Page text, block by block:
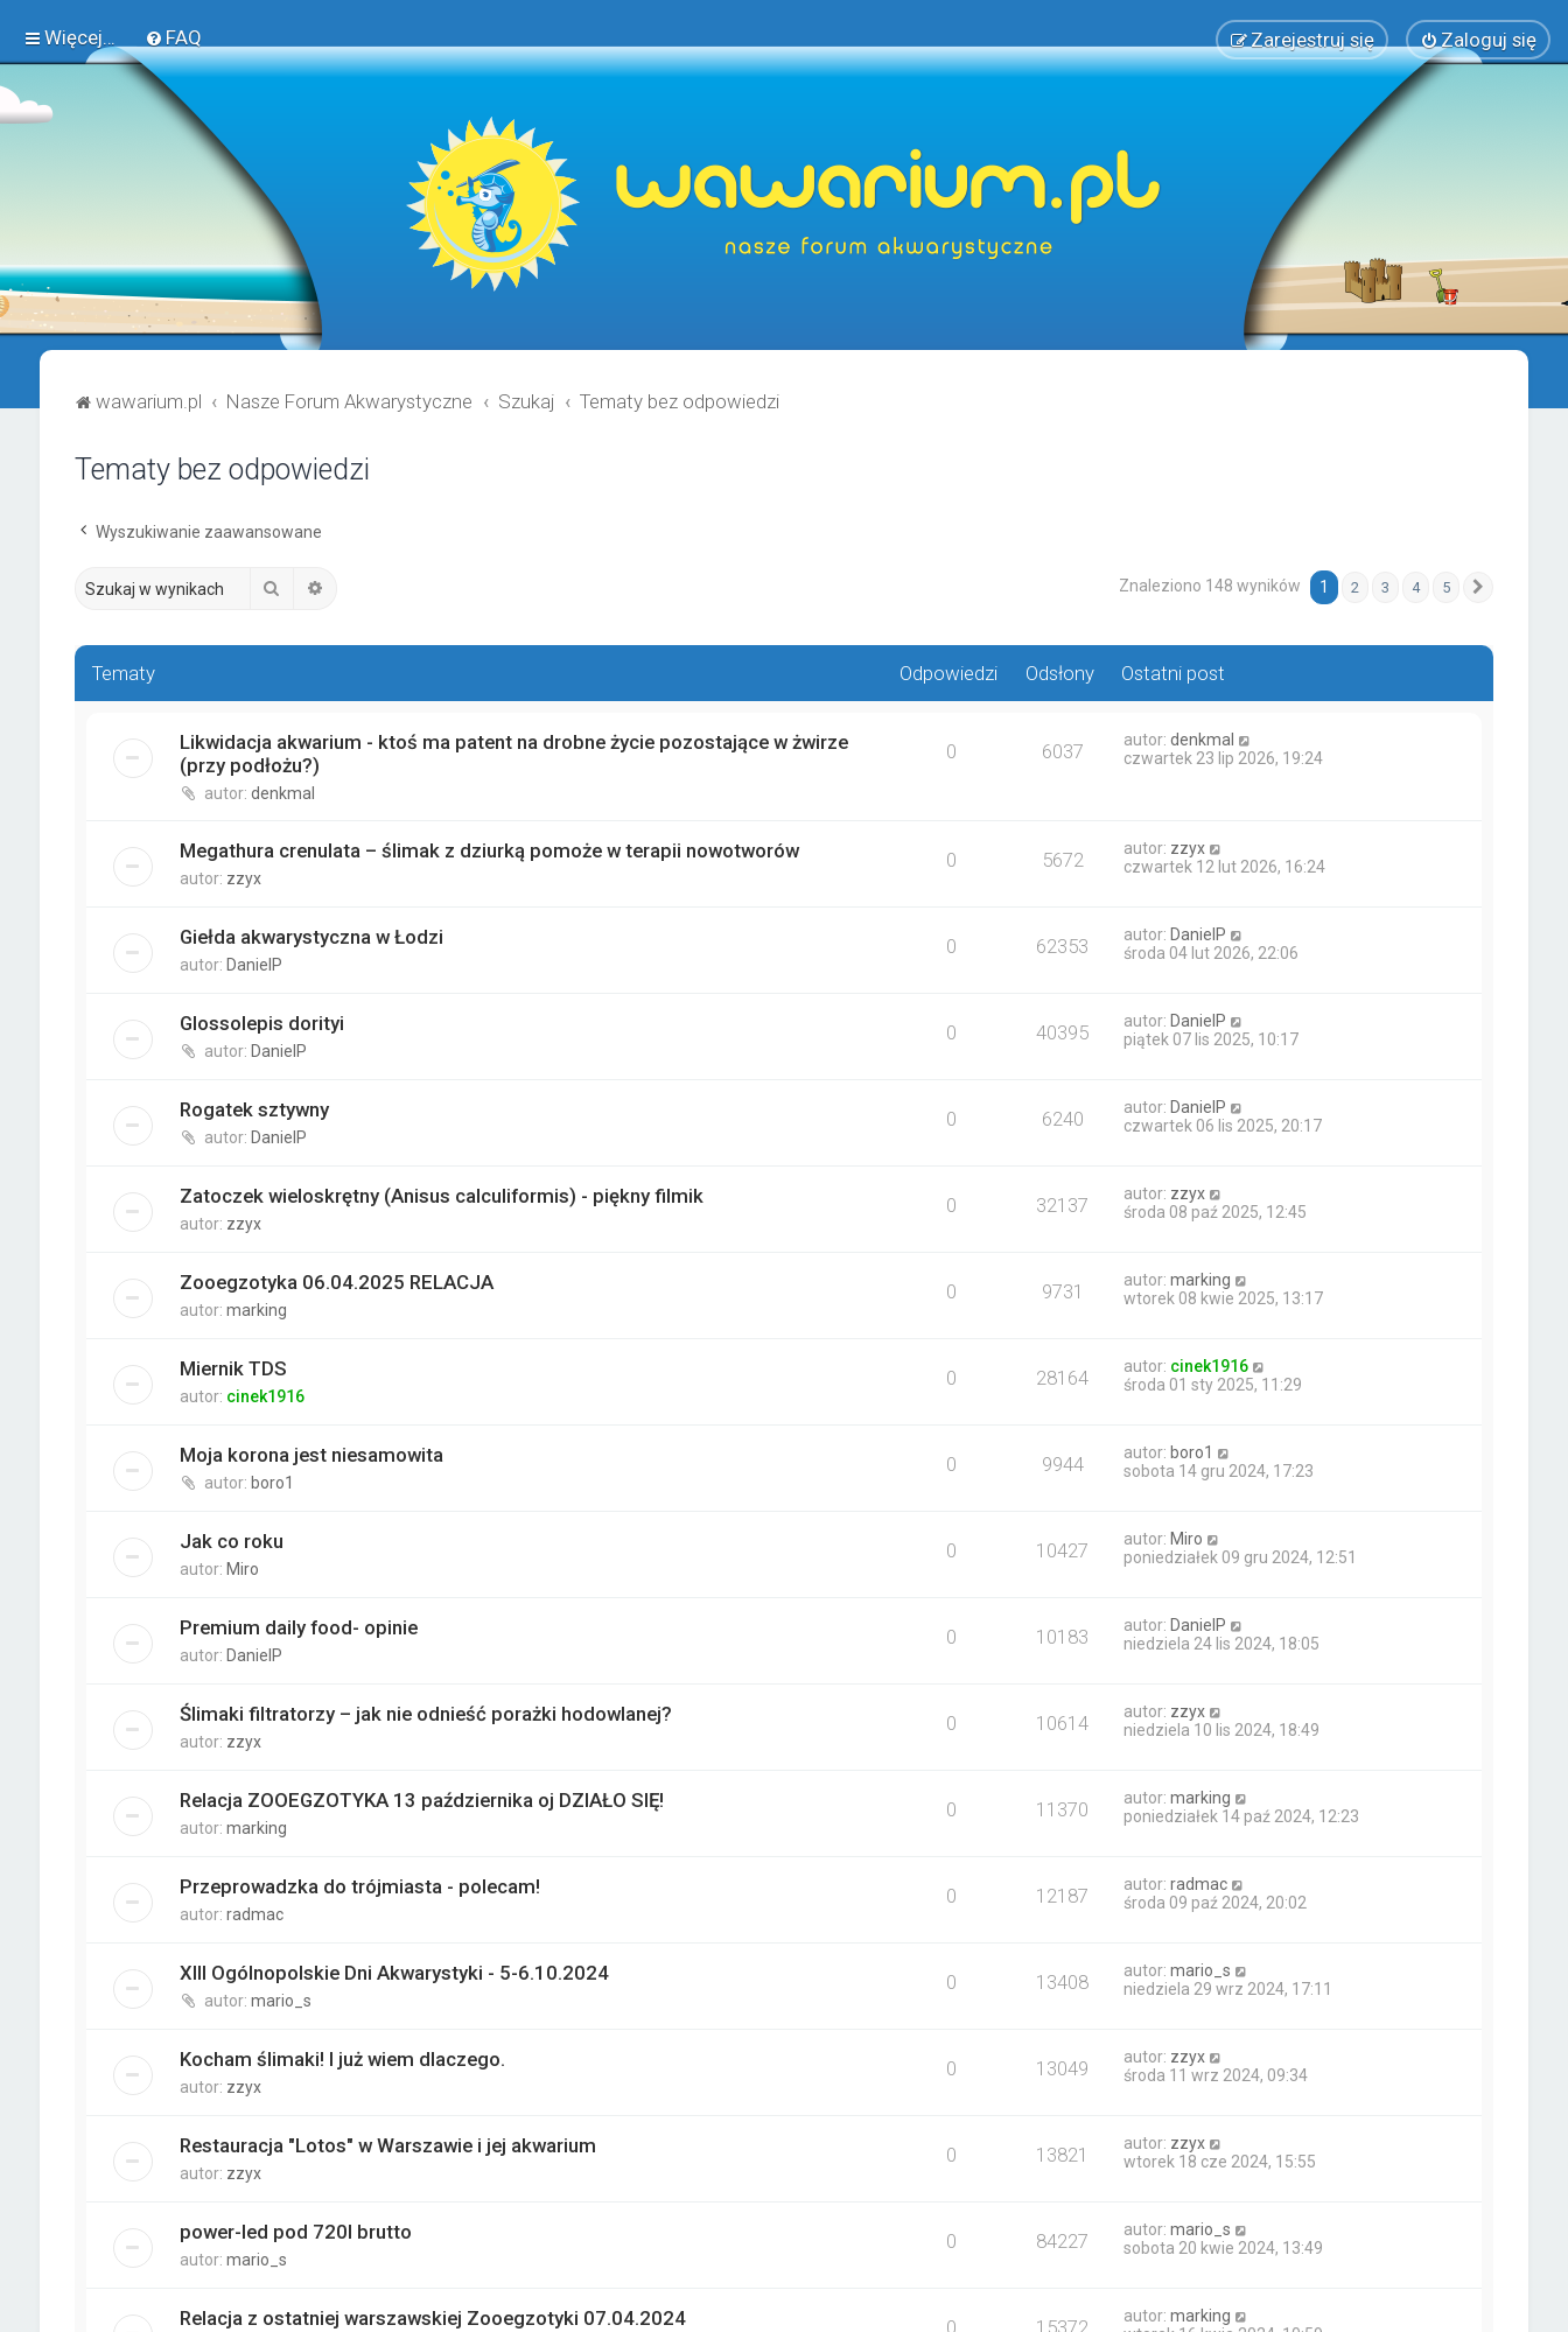
Więcej… FAQ Zaloguj się
Zarejestruj się
wawarium.pl Nasze Forum Akwarystyczne Szukaj Tematy bez odpowiedzi
Tematy bez odpowiedzi
Wyszukiwanie zaawansowane
Szukaj Znaleziono 148 wyników 1 2 3 4 5
Tematy Odpowiedzi Odsłony Ostatni post
Likwidacja akwarium - ktoś ma patent na drobne życie pozostające w żwirze
(przy podłożu?)
autor: denkmal
0 6037 autor:denkmal
czwartek 23 lip 2026, 19:24
Megathura crenulata – ślimak z dziurką pomoże w terapii nowotworów
autor: zzyx
0 5672 autor: zzyx
czwartek 12 lut 2026, 16:24
Giełda akwarystyczna w Łodzi
autor: DanielP
0 62353 autor: DanielP
środa 04 lut 2026, 22:06
Glossolepis dorityi
autor: DanielP
0 40395 autor: DanielP
piątek 07 lis 2025, 10:17
Rogatek sztywny
autor: DanielP
0 6240 autor: DanielP
czwartek 06 lis 2025, 20:17
Zatoczek wieloskrętny (Anisus calculiformis) - piękny filmik
autor: zzyx
0 32137 autor: zzyx
środa 08 paź 2025, 12:45
Zooegzotyka 06.04.2025 RELACJA
autor: marking
0 9731 autor:marking
wtorek 08 kwie 2025, 13:17
Miernik TDS
autor: cinek1916
0 28164 autor: cinek1916
środa 01 sty 2025, 11:29
Moja korona jest niesamowita
autor: boro1
0 9944 autor: boro1
sobota 14 gru 2024, 17:23
Jak co roku
autor: Miro
0 10427 autor: Miro
poniedziałek 09 gru 2024, 12:51
Premium daily food- opinie
autor: DanielP
0 10183 autor: DanielP
niedziela 24 lis 2024, 18:05
Ślimaki filtratorzy – jak nie odnieść porażki hodowlanej?
autor: zzyx
0 10614 autor: zzyx
niedziela 10 lis 2024, 18:49
Relacja ZOOEGZOTYKA 13 października oj DZIAŁO SIĘ!
autor: marking
0 11370 autor:marking
poniedziałek 14 paź 2024, 12:23
Przeprowadzka do trójmiasta - polecam!
autor: radmac
0 12187 autor:radmac
środa 09 paź 2024, 20:02
XIII Ogólnopolskie Dni Akwarystyki - 5-6.10.2024
autor: mario_s
0 13408 autor:mario_s
niedziela 29 wrz 2024, 17:11
Kocham ślimaki! I już wiem dlaczego.
autor: zzyx
0 13049 autor: zzyx
środa 11 wrz 2024, 09:34
Restauracja "Lotos" w Warszawie i jej akwarium
autor: zzyx
0 13821 autor: zzyx
wtorek 18 cze 2024, 15:55
power-led pod 720l brutto
autor: mario_s
0 84227 autor:mario_s
sobota 20 kwie 2024, 13:49
Relacja z ostatniej warszawskiej Zooegzotyki 07.04.2024 0 15372 autor:marking